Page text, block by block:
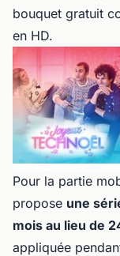
bouquet gratuit
en HD.
Pour la partie
propose une
mois au lieu de
appliquée